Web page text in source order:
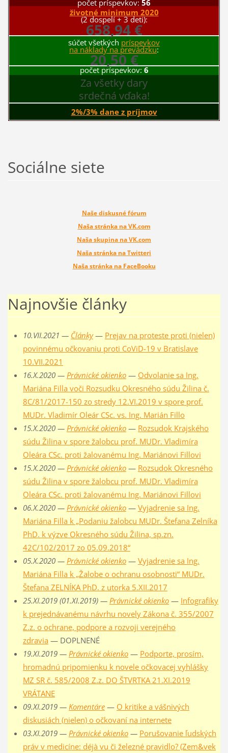
počet príspevkov: 56
životné minimum 2020
(2 dospelí + 3 deti):
658,94 €
súčet všetkých príspevkov
na náklady na prevádzku:
20,50 €
počet príspevkov: 6
Za všetky dary
srdečná vďaka!
2%/3% dane z príjmov
Sociálne siete
Naše diskusné fórum
Naša stránka na VK.com
Naša skupina na VK.com
Naša stránka na Twitteri
Naša stránka na FaceBooku
Najnovšie články
10.VII.2021 — Články— Prejav na proteste proti (nielen)
povinnému očkovaniu proti CoViD-19 v Bratislave
10.VII.2021
16.X.2020 — Právnické okienko— Odvolanie sa Ing.
Mariána Filla voči Rozsudku Okresného súdu Žilina č.
8C/81/2017-150 zo stredy 12.VI.2019 v spore prof.
MUDr. Vladimír Oleár CSc. vs. Ing. Marián Fillo
15.X.2020 — Právnické okienko— Rozsudok Krajského
súdu Žilina v spore žalobcu prof. MUDr. Vladimíra
Oleára CSc. proti žalovanému Ing. Mariánovi Fillovi
15.X.2020 — Právnické okienko— Rozsudok Okresného
súdu Žilina v spore žalobcu prof. MUDr. Vladimíra
Oleára CSc. proti žalovanému Ing. Mariánovi Fillovi
06.X.2020 — Právnické okienko— Vyjadrenie sa Ing.
Mariána Filla k „Podaniu žalobcu MUDr. Štefana Zelníka
PhD. k výzve Okresného súdu Žilina, sp.zn.
42C/102/2017 zo 05.09.2018“
05.X.2020 — Právnické okienko— Vyjadrenie sa Ing.
Mariána Filla k „Žalobe o ochranu osobnosti“ MUDr.
Štefana ZELNÍKA PhD. z utorka 5.XII.2017
25.XI.2019 (01.XI.2019) — Právnické okienko— Infografiky
k prejednávanému návrhu novely Zákona č. 355/2007
Z.z. o ochrane, podpore a rozvoji verejného
zdravia — DOPLNENÉ
19.XI.2019 — Právnické okienko— Podporte, prosím,
hromadnú pripomienku k novele očkovacej vyhlášky
MZ SR č. 585/2008 Z.z. DO ŠTVRTKA 21.XI.2019
VRÁTANE
09.XI.2019 — Komentáre— O kritike a vášnivých
diskusiách (nielen) o očkovaní na internete
03.XI.2019 — Právnické okienko— Porušovanie ľudských
práv v medicíne: déjà vu či železné pravidlo? (Zem&vek